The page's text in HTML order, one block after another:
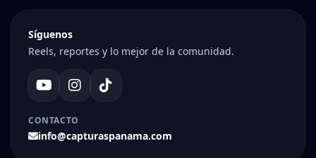
Síguenos
Reels, reportes y lo mejor de la comunidad.
CONTACTO
info@capturaspanama.com